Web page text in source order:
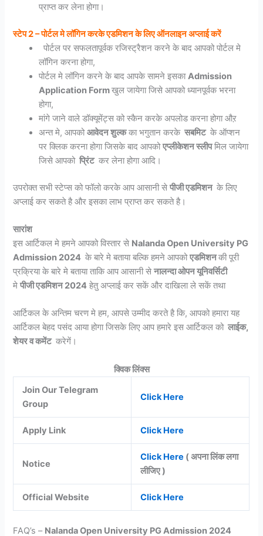
प्राप्त कर लेना होगा।
स्टेप 2 – पोर्टल मे लॉगिन करके एडमिशन के लिए ऑनलाइन अप्लाई करें
पोर्टल पर सफलतापूर्वक रजिस्ट्रैशन करने के बाद आपको पोर्टल मे
लॉगिन करना होगा,
पोर्टल मे लॉगिन करने के बाद आपके सामने इसकाAdmission
Application Formखुल जायेगा जिसे आपको ध्यानपूर्वक भरना
होगा,
मांगे जाने वाले डॉक्यूमेंट्स को स्कैन करके अपलोड करना होगा औऱ
अन्त मे, आपकोआवेदन शुल्कका भगुतान करके सबमिट के ऑप्शन
पर क्लिक करना होगा जिसके बाद आपकोएप्लीकेशन स्लीपमिल जायेगा
जिसे आपको प्रिंट कर लेना होगा आदि।
उपरोक्त सभी स्टेप्स को फॉलो करके आप आसानी सेपीजी एडमिशन के लिए
अप्लाई कर सकते है और इसका लाभ प्राप्त कर सकते है।
सारांश
इस आर्टिकल मे हमने आपको विस्तार से Nalanda Open University PG
Admission 2024 के बारे मे बताया बल्कि हमने आपकोएडमिशनकी पूरी
प्रक्रिया के बारे मे बताया ताकि आप आसानी सेनालन्दा ओपन यूनिवर्सिटी
मेपीजी एडमिशन 2024 हेतु अप्लाई कर सकें और दाखिला ले सकें तथा
आर्टिकल के अन्तिम चरण मे हम, आपसे उम्मीद करते है कि, आपको हमारा यह
आर्टिकल बेहद पसंद आया होगा जिसके लिए आप हमारे इस आर्टिकल को लाईक,
शेयर व कमेंट करेगें।
क्विक लिंक्स
Join Our Telegram
Group
Click Here
Apply Link Click Here
Notice
Click Here ( अपना लिंक लगा
लीजिए )
Official Website Click Here
FAQ’s – Nalanda Open University PG Admission 2024